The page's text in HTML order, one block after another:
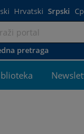
Hrvatski Srpski
pretraga